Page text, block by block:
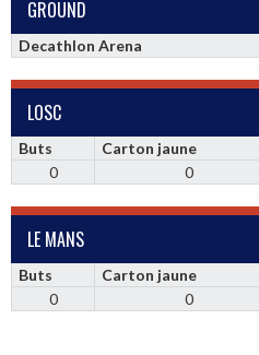
GROUND
Decathlon Arena
LOSC
Buts Carton jaune
0
0
LE MANS
Buts Carton jaune
0
0